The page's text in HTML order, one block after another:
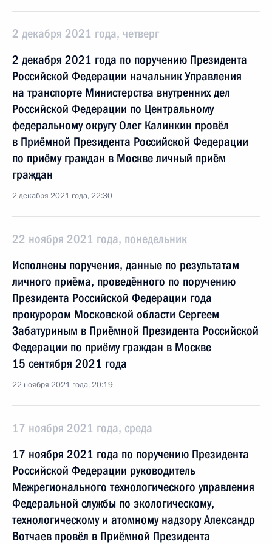
2 декабря 2021 года, четверг
2 декабря 2021 года по поручению Президента
Российской Федерации начальник Управления
на транспорте Министерства внутренних дел
Российской Федерации по Центральному
федеральному округу Олег Калинкин провёл
в Приёмной Президента Российской Федерации
по приёму граждан в Москве личный приём
граждан
2 декабря 2021 года, 22:30
22 ноября 2021 года, понедельник
Исполнены поручения, данные по результатам
личного приёма, проведённого по поручению
Президента Российской Федерации года
прокурором Московской области Сергеем
Забатуриным в Приёмной Президента Российской
Федерации по приёму граждан в Москве
15 сентября 2021 года
22 ноября 2021 года, 20:19
17 ноября 2021 года, среда
17 ноября 2021 года по поручению Президента
Российской Федерации руководитель
Межрегионального технологического управления
Федеральной службы по экологическому,
технологическому и атомному надзору Александр
Вотчаев провёл в Приёмной Президента